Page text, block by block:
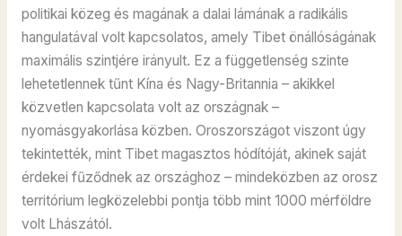
politikai közeg és magának a dalai lámának a radikális
hangulatával volt kapcsolatos, amely Tibet önállóságának
maximális szintjére irányult. Ez a függetlenség szinte
lehetetlennek tűnt Kína és Nagy-Britannia – akikkel
közvetlen kapcsolata volt az országnak –
nyomásgyakorlása közben. Oroszországot viszont úgy
tekintették, mint Tibet magasztos hódítóját, akinek saját
érdekei fűződnek az országhoz – mindeközben az orosz
territórium legközelebbi pontja több mint 1000 mérföldre
volt Lhászától.